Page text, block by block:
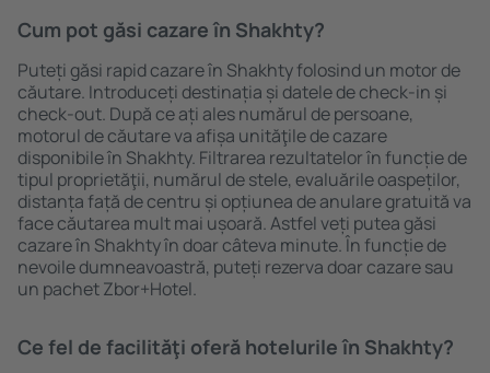
Cum pot găsi cazare în Shakhty?
Puteți găsi rapid cazare în Shakhty folosind un motor de
căutare. Introduceți destinația și datele de check-in și
check-out. După ce ați ales numărul de persoane,
motorul de căutare va afișa unităţile de cazare
disponibile în Shakhty. Filtrarea rezultatelor în funcție de
tipul proprietăţii, numărul de stele, evaluările oaspeților,
distanța față de centru și opțiunea de anulare gratuită va
face căutarea mult mai ușoară. Astfel veți putea găsi
cazare în Shakhty în doar câteva minute. În funcție de
nevoile dumneavoastră, puteți rezerva doar cazare sau
un pachet Zbor+Hotel.
Ce fel de facilităţi oferă hotelurile în Shakhty?